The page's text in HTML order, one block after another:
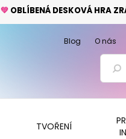
💚 OBLÍBENÁ DESKOVÁ HRA
TVOŘENÍ
Blog O nás